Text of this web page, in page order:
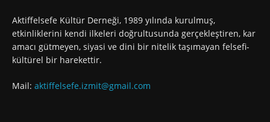
Aktiffelsefe Kültür Derneği, 1989 yılında kurulmuş,
etkinliklerini kendi ilkeleri doğrultusunda gerçekleştiren, kar
amacı gütmeyen, siyasi ve dini bir nitelik taşımayan felsefi-
kültürel bir harekettir.
Mail: aktiffelsefe.izmit@gmail.com